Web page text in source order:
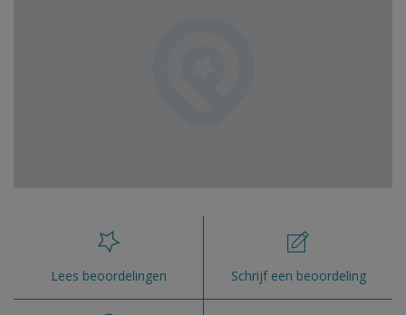
Lees beoordelingen Schrijf een beoordeling